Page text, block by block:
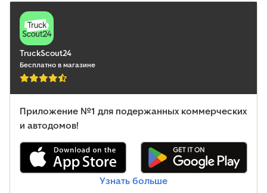
TruckScout24
Бесплатно в магазине
Приложение №1 для подержанных коммерческих
и автодомов!
Узнать больше